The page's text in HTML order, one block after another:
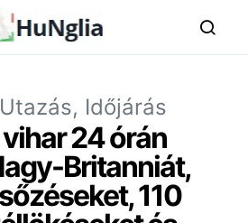
Utazás, Időjárás
24 órán
Britanniát,
110